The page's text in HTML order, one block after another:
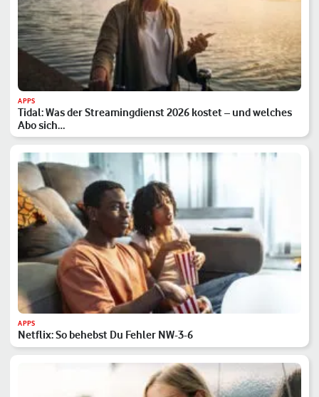
APPS
Tidal: Was der Streamingdienst 2026 kostet – und welches
Abo sich…
APPS
Netflix: So behebst Du Fehler NW-3-6